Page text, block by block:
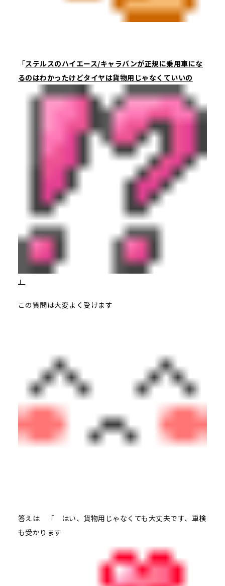
「ステルスのハイエース/キャラバンが正規に乗用車にな
るのはわかったけどタイヤは貨物用じゃなくていいの
」
この質問は大変よく受けます
答えは 「 はい、貨物用じゃなくても大丈夫です、車検
も受かります